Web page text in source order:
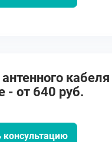
кабеля
- от 640 руб.
консультацию